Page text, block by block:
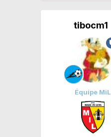
tibocm1
Équipe MiL